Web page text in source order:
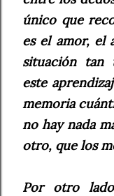
único que
es el amor, el
situación tan
este
memoria
no hay nada
otro, que los
Por otro